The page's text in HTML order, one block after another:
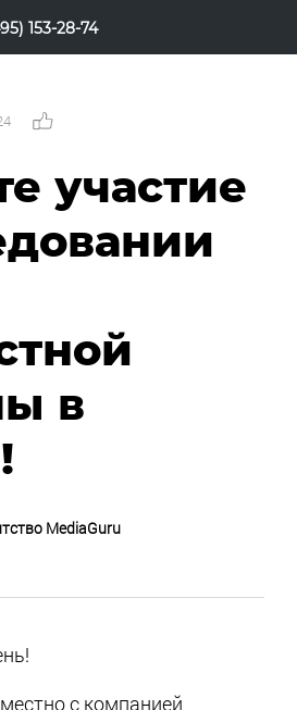
153-28-74
участие
в
MediaGuru
с компанией